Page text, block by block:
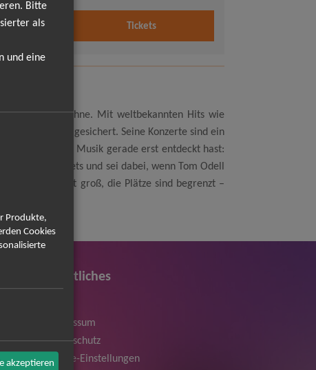
Tickets
auf die Bühne. Mit weltbekannten Hits wie
Musikszene gesichert. Seine Konzerte sind ein
oder seine Musik gerade erst entdeckt hast:
deine Tickets und sei dabei, wenn Tom Odell
Nachfrage ist groß, die Plätze sind begrenzt –
Rechtliches
Impressum
Datenschutz
Cookie-Einstellungen
Bitte
als
und eine
Produkte,
Cookies
akzeptieren